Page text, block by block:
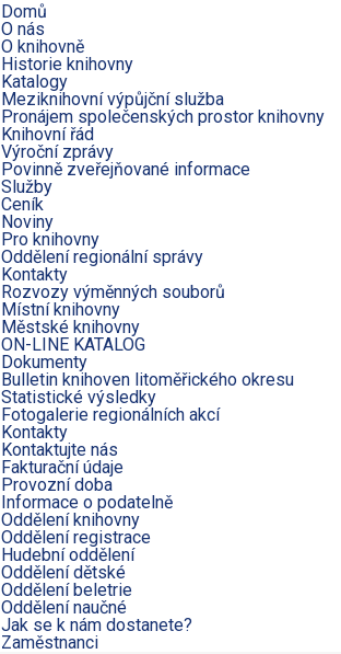
Domů
O nás
O knihovně
Historie knihovny
Katalogy
Meziknihovní výpůjční služba
Pronájem společenských prostor knihovny
Knihovní řád
Výroční zprávy
Povinně zveřejňované informace
Služby
Ceník
Noviny
Pro knihovny
Oddělení regionální správy
Kontakty
Rozvozy výměnných souborů
Místní knihovny
Městské knihovny
ON-LINE KATALOG
Dokumenty
Bulletin knihoven litoměřického okresu
Statistické výsledky
Fotogalerie regionálních akcí
Kontakty
Kontaktujte nás
Fakturační údaje
Provozní doba
Informace o podatelně
Oddělení knihovny
Oddělení registrace
Hudební oddělení
Oddělení dětské
Oddělení beletrie
Oddělení naučné
Jak se k nám dostanete?
Zaměstnanci